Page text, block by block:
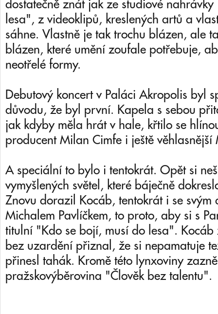
dostatečně znát jak ze studiové
lesa", z videoklipů, kreslených artů a
sáhne. Vlastně je tak trochu blázen, ale
blázen, které umění zoufale potřebuje,
neotřelé formy.
Debutový koncert v Paláci Akropolis byl
důvodu, že byl první. Kapela s sebou
jak kdyby měla hrát v hale, křtilo se
producent Milan Cimfe i ještě
A speciální to bylo i tentokrát. Opět si
vymyšlených světel, které báječně
Znovu dorazil Kocáb, tentokrát i se svým
Michalem Pavlíčkem, to proto, aby si s
titulní "Kdo se bojí, musí do lesa".
bez uzardění přiznal, že si nepamatuje
přinesl tahák. Kromě této lynxoviny
pražskovýběrovina "Člověk bez talentu".